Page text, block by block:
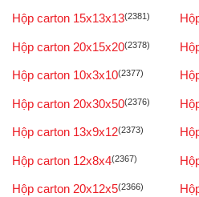
Hộp carton 15x13x13(2381)
Hộp carton 20x15x20(2378)
Hộp carton 10x3x10(2377)
Hộp carton 20x30x50(2376)
Hộp carton 13x9x12(2373)
Hộp carton 12x8x4(2367)
Hộp carton 20x12x5(2366)